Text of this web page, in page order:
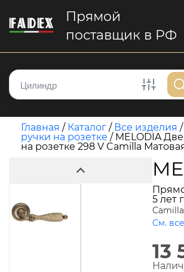
Прямой
поставщик в РФ
Главная / Каталог / Все изделия /
ручки на розетке / MELODIA
на розетке 298 V Camilla
5 лет
См.
13